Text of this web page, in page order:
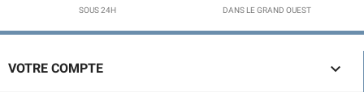
SOUS 24H
DANS LE GRAND OUEST
VOTRE COMPTE 